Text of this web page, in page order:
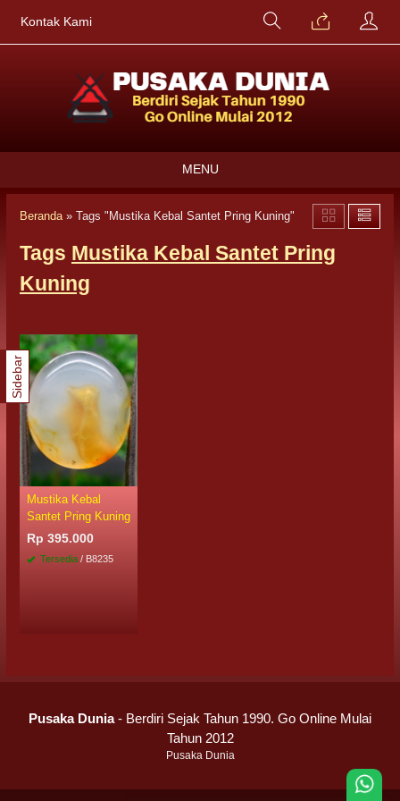
Kontak Kami
MENU
Beranda» Tags "Mustika Kebal Santet Pring Kuning"
Tags Mustika Kebal Santet Pring
Kuning
Mustika Kebal
Santet Pring Kuning
Rp 395.000
Tersedia / B8235
Sidebar
Pusaka Dunia- Berdiri Sejak Tahun 1990. Go Online Mulai
Tahun 2012
Pusaka Dunia